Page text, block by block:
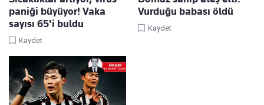
paniği büyüyor! Vaka
sayısı 65'i buldu
Kaydet
Vurduğu babası öldü
Kaydet